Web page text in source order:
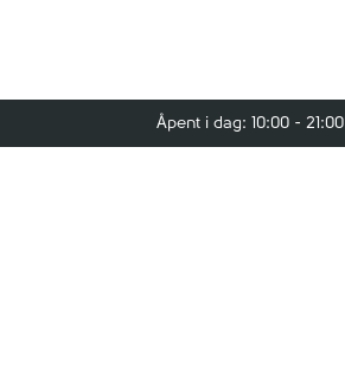
Åpent i dag: 10:00 - 21:00